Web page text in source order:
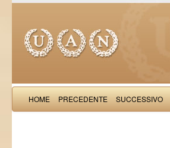
HOME PRECEDENTE SUCCESSIVO